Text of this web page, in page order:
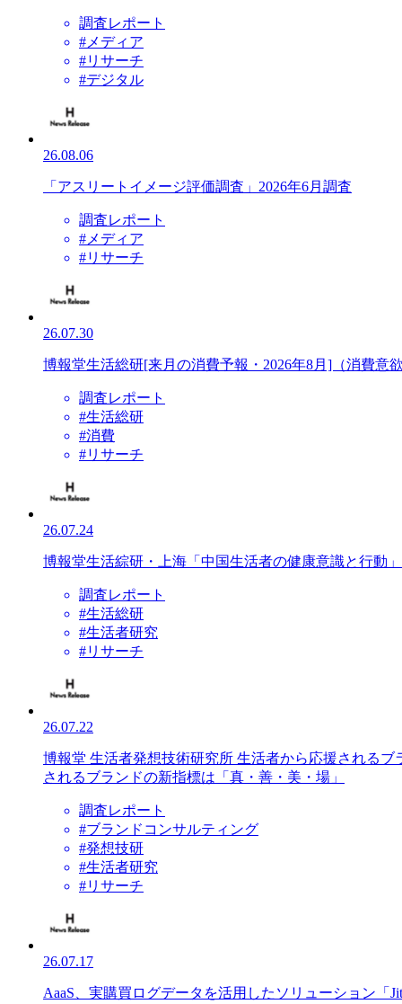
調査レポート
#メディア
#リサーチ
#デジタル
26.08.06
「アスリートイメージ評価調査」2026年6月調査
調査レポート
#メディア
#リサーチ
26.07.30
博報堂生活総研[来月の消費予報・2026年8月]（消費意欲
調査レポート
#生活総研
#消費
#リサーチ
26.07.24
博報堂生活綜研・上海「中国生活者の健康意識と行動
調査レポート
#生活総研
#生活者研究
#リサーチ
26.07.22
博報堂 生活者発想技術研究所 生活者から応援される
されるブランドの新指標は「真・善・美・場」
調査レポート
#ブランドコンサルティング
#発想技研
#生活者研究
#リサーチ
26.07.17
AaaS、実購買ログデータを活用したソリューション